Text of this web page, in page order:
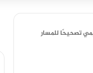
تصحيحًا للمسار